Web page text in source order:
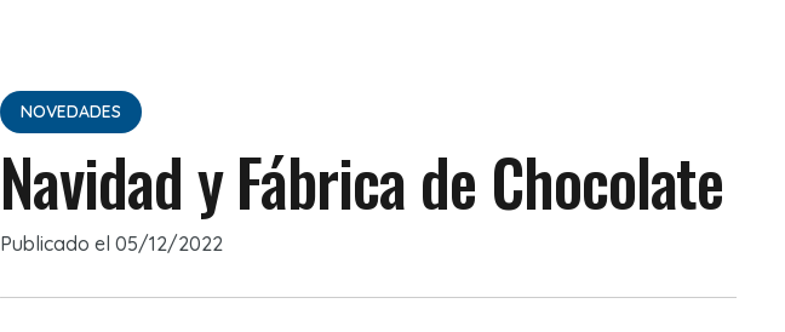
NOVEDADES
Navidad y Fábrica de Chocolate
Publicado el 05/12/2022